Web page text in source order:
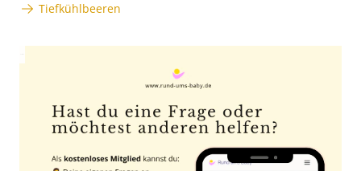
Tiefkühlbeeren